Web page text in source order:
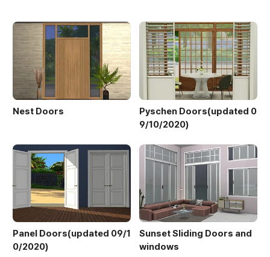
Nest Doors
Pyschen Doors(updated 0
9/10/2020)
Panel Doors(updated 09/1
0/2020)
Sunset Sliding Doors and
windows